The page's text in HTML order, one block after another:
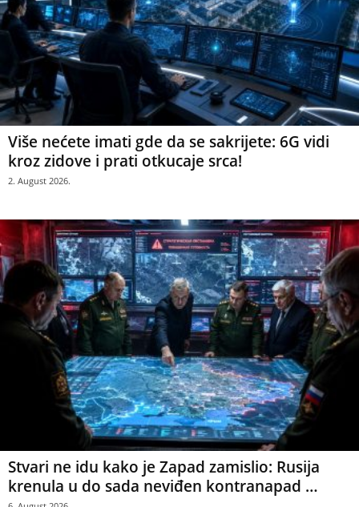
Više nećete imati gde da se sakrijete: 6G vidi
kroz zidove i prati otkucaje srca!
2. August 2026.
Stvari ne idu kako je Zapad zamislio: Rusija
krenula u do sada neviđen kontranapad …